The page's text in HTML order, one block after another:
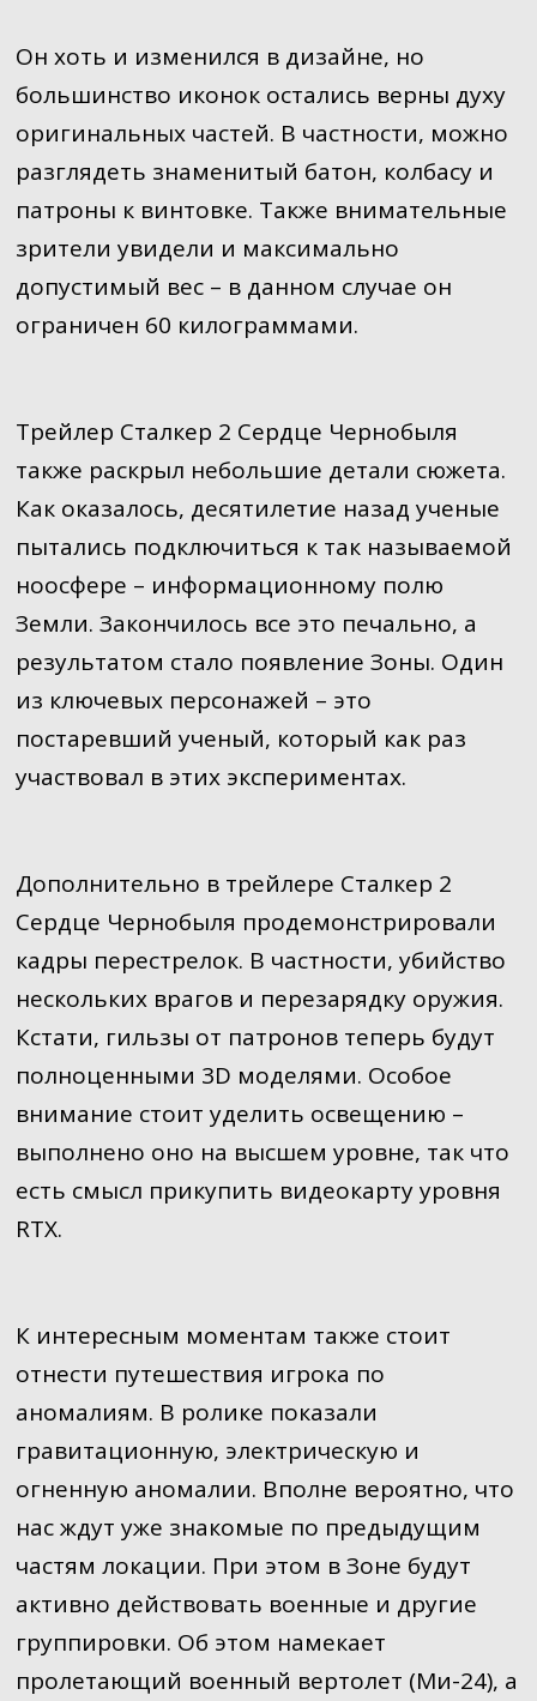
Он хоть и изменился в дизайне, но
большинство иконок остались верны духу
оригинальных частей. В частности, можно
разглядеть знаменитый батон, колбасу и
патроны к винтовке. Также внимательные
зрители увидели и максимально
допустимый вес – в данном случае он
ограничен 60 килограммами.
Трейлер Сталкер 2 Сердце Чернобыля
также раскрыл небольшие детали сюжета.
Как оказалось, десятилетие назад ученые
пытались подключиться к так называемой
ноосфере – информационному полю
Земли. Закончилось все это печально, а
результатом стало появление Зоны. Один
из ключевых персонажей – это
постаревший ученый, который как раз
участвовал в этих экспериментах.
Дополнительно в трейлере Сталкер 2
Сердце Чернобыля продемонстрировали
кадры перестрелок. В частности, убийство
нескольких врагов и перезарядку оружия.
Кстати, гильзы от патронов теперь будут
полноценными 3D моделями. Особое
внимание стоит уделить освещению –
выполнено оно на высшем уровне, так что
есть смысл прикупить видеокарту уровня
RTX.
К интересным моментам также стоит
отнести путешествия игрока по
аномалиям. В ролике показали
гравитационную, электрическую и
огненную аномалии. Вполне вероятно, что
нас ждут уже знакомые по предыдущим
частям локации. При этом в Зоне будут
активно действовать военные и другие
группировки. Об этом намекает
пролетающий военный вертолет (Ми-24), а